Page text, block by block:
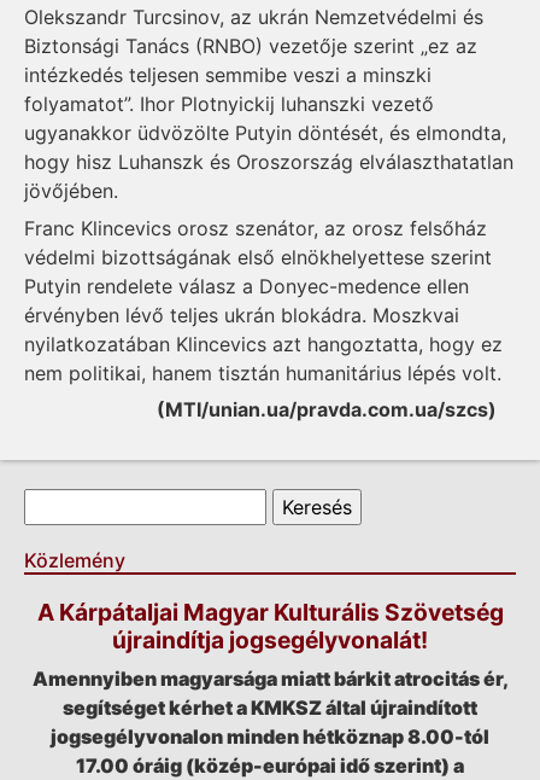
Olekszandr Turcsinov, az ukrán Nemzetvédelmi és
Biztonsági Tanács (RNBO) vezetője szerint „ez az
intézkedés teljesen semmibe veszi a minszki
folyamatot”. Ihor Plotnyickij luhanszki vezető
ugyanakkor üdvözölte Putyin döntését, és elmondta,
hogy hisz Luhanszk és Oroszország elválaszthatatlan
jövőjében.
Franc Klincevics orosz szenátor, az orosz felsőház
védelmi bizottságának első elnökhelyettese szerint
Putyin rendelete válasz a Donyec-medence ellen
érvényben lévő teljes ukrán blokádra. Moszkvai
nyilatkozatában Klincevics azt hangoztatta, hogy ez
nem politikai, hanem tisztán humanitárius lépés volt.
(MTI/unian.ua/pravda.com.ua/szcs)
Keresés űrlap
Közlemény
A Kárpátaljai Magyar Kulturális Szövetség
újraindítja jogsegélyvonalát!
Amennyiben magyarsága miatt bárkit atrocitás ér,
segítséget kérhet a KMKSZ által újraindított
jogsegélyvonalon minden hétköznap 8.00-tól
17.00 óráig (közép-európai idő szerint) a